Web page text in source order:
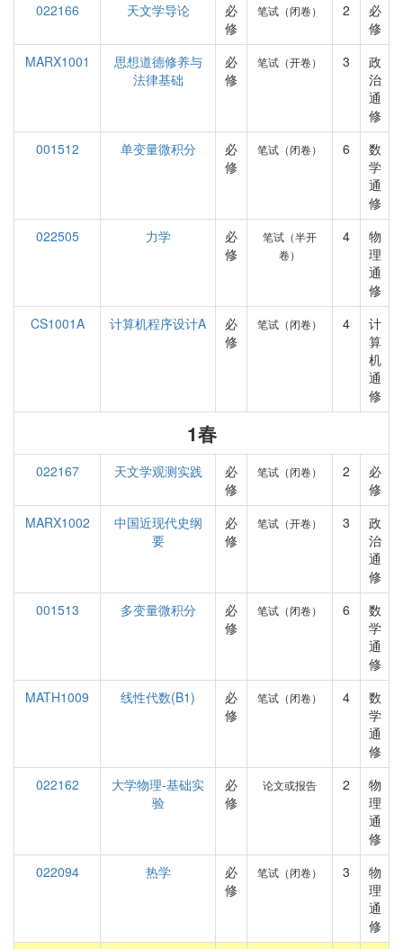
022166
天文学导论
必
修
笔试（闭卷） 2
必
修
MARX1001
思想道德修养与
法律基础
必
修
笔试（开卷） 3
政
治
通
修
001512
单变量微积分
必
修
笔试（闭卷） 6
数
学
通
修
022505
力学
必
修
笔试（半开
卷）
4
物
理
通
修
CS1001A
计算机程序设计A
必
修
笔试（闭卷） 4
计
算
机
通
修
1春
022167 天文学观测实践
必
修
笔试（闭卷） 2
必
修
MARX1002
中国近现代史纲
要
必
修
笔试（开卷） 3
政
治
通
修
001513
多变量微积分
必
修
笔试（闭卷） 6
数
学
通
修
MATH1009
线性代数(B1)
必
修
笔试（闭卷） 4
数
学
通
修
022162
大学物理-基础实
验
必
修
论文或报告 2
物
理
通
修
022094
热学
必
修
笔试（闭卷） 3
物
理
通
修